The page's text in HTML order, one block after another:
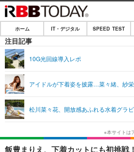
ホーム
IT・デジタル
ショッピング
SPEED TEST
エンタメ
エンタメTOP
ライフ
ライフTOP
リリース一覧
ホーム IT・デジタル SPEED TEST
注目記事
10G光回線導入レポ
アイドルが下着姿を披露…菜々緒、紗
松川菜々花、開放感あふれる水着グラビ
飯豊まりえ、下着カットにも初挑戦